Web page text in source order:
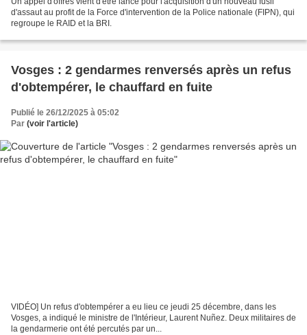
d'assaut au profit de la Force d'intervention de la Police nationale (FIPN), qui
regroupe le RAID et la BRI.
Vosges : 2 gendarmes renversés après un refus
d'obtempérer, le chauffard en fuite
Publié le 26/12/2025 à 05:02
Par (voir l'article)
VIDÉO] Un refus d'obtempérer a eu lieu ce jeudi 25 décembre, dans les
Vosges, a indiqué le ministre de l'Intérieur, Laurent Nuñez. Deux militaires de
la gendarmerie ont été percutés par un...